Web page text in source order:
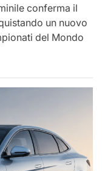
conferma il
un nuovo
del Mondo